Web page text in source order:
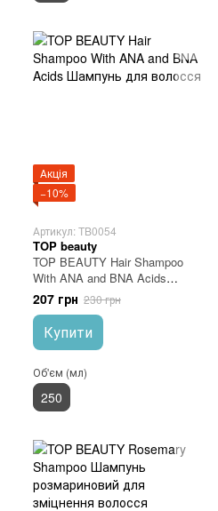
Акція
−10%
Артикул: TB0054
TOP beauty
TOP BEAUTY Hair Shampoo
With ANA and BNA Acids
Шампунь для волосся
207 грн 230 грн
Купити
Об'єм (мл)
250